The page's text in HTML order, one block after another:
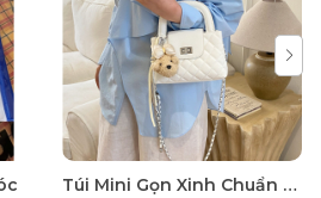
Túi Mini Gọn Xinh Chuẩn Gu - tt260518